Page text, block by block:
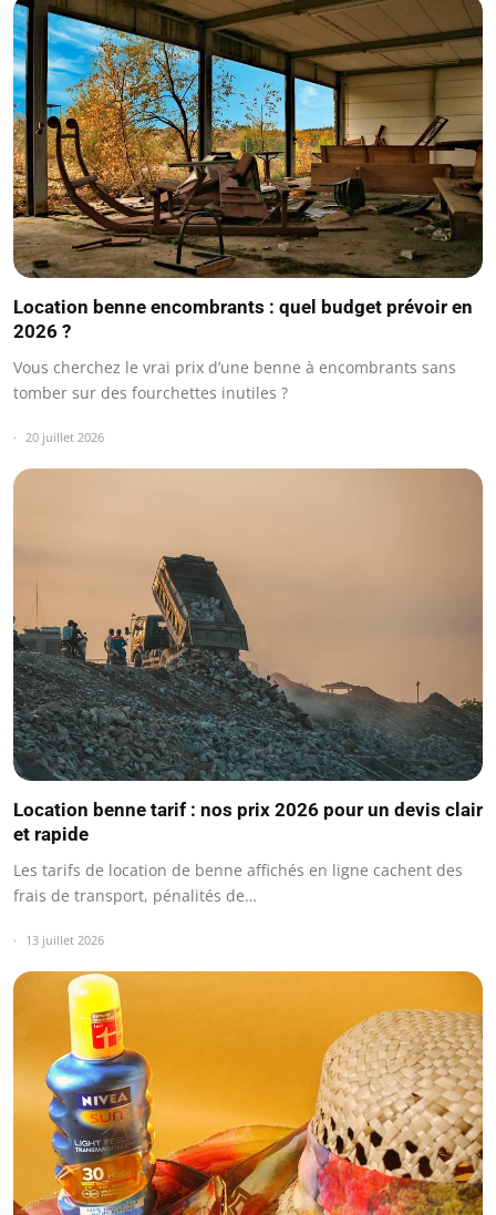
Location benne encombrants : quel budget prévoir en
2026 ?
Vous cherchez le vrai prix d’une benne à encombrants sans
tomber sur des fourchettes inutiles ?
20 juillet 2026
Location benne tarif : nos prix 2026 pour un devis clair
et rapide
Les tarifs de location de benne affichés en ligne cachent des
frais de transport, pénalités de…
13 juillet 2026